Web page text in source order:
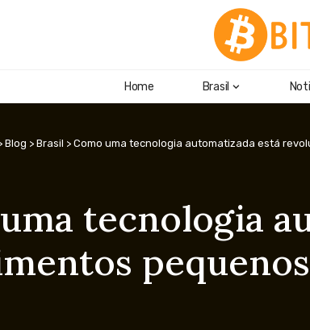
Home Brasil
Blog > Brasil > Como uma tecnologia automatizada está
tecnologia